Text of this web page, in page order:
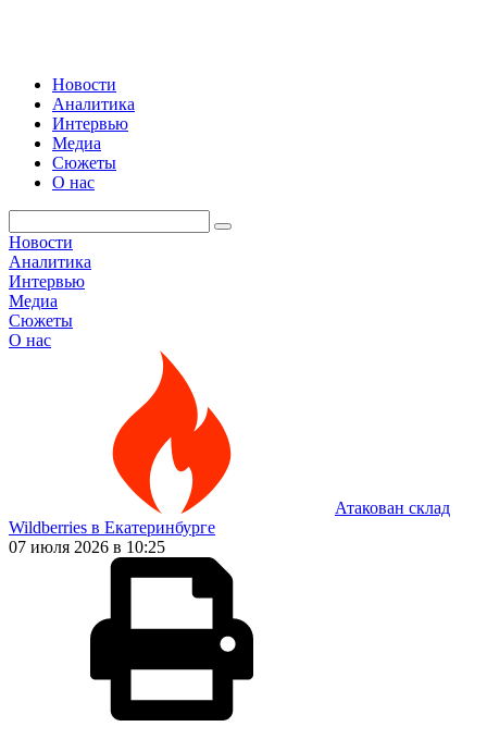
Новости
Аналитика
Интервью
Медиа
Сюжеты
О нас
Новости
Аналитика
Интервью
Медиа
Сюжеты
О нас
Атакован склад
Wildberries в Екатеринбурге
07 июля 2026 в 10:25